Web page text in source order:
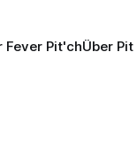
Fever Pit'chÜber